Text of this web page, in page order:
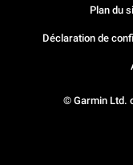
© Garmin Ltd.
Plan du
Déclaration de